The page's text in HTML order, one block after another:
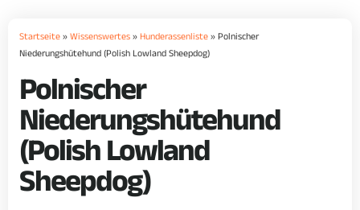
Startseite»Wissenswertes» Hunderassenliste» Polnischer
Niederungshütehund (Polish Lowland Sheepdog)
Polnischer
Niederungshütehund
(Polish Lowland
Sheepdog)